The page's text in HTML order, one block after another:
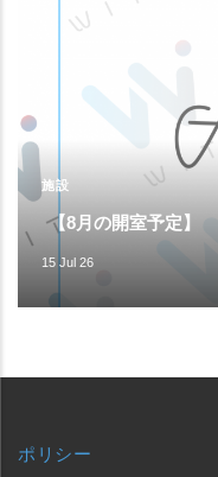
施設
【8月の開室予定】
15 Jul 26
ポリシー